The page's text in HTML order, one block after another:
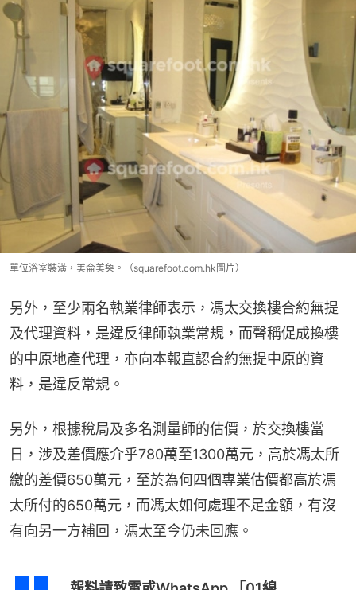
單位浴室裝潢，美侖美奐。（squarefoot.com.hk圖片）
另外，至少兩名執業律師表示，馮太交換樓合約無提
及代理資料，是違反律師執業常規，而聲稱促成換樓
的中原地產代理，亦向本報直認合約無提中原的資
料，是違反常規。
另外，根據稅局及多名測量師的估價，於交換樓當
日，涉及差價應介乎780萬至1300萬元，高於馮太所
繳的差價650萬元，至於為何四個專業估價都高於馮
太所付的650萬元，而馮太如何處理不足金額，有沒
有向另一方補回，馮太至今仍未回應。